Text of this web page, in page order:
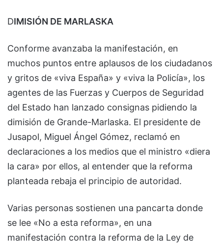
DIMISIÓN DE MARLASKA
Conforme avanzaba la manifestación, en
muchos puntos entre aplausos de los ciudadanos
y gritos de «viva España» y «viva la Policía», los
agentes de las Fuerzas y Cuerpos de Seguridad
del Estado han lanzado consignas pidiendo la
dimisión de Grande-Marlaska. El presidente de
Jusapol, Miguel Ángel Gómez, reclamó en
declaraciones a los medios que el ministro «diera
la cara» por ellos, al entender que la reforma
planteada rebaja el principio de autoridad.
Varias personas sostienen una pancarta donde
se lee «No a esta reforma», en una
manifestación contra la reforma de la Ley de